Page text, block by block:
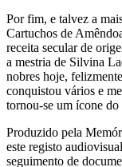
Por fim, e talvez a
Cartuchos de
receita secular de
a mestria de Silvina
nobres hoje,
conquistou vários e
tornou-se um ícone do
Produzido pela
este registo
seguimento de